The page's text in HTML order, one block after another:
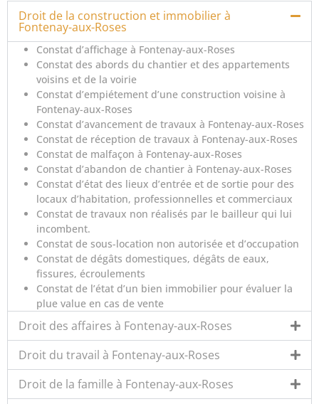
Droit de la construction et immobilier à
Fontenay-aux-Roses
Constat d’affichage à Fontenay-aux-Roses
Constat des abords du chantier et des appartements
voisins et de la voirie
Constat d’empiétement d’une construction voisine à
Fontenay-aux-Roses
Constat d’avancement de travaux à Fontenay-aux-Roses
Constat de réception de travaux à Fontenay-aux-Roses
Constat de malfaçon à Fontenay-aux-Roses
Constat d’abandon de chantier à Fontenay-aux-Roses
Constat d’état des lieux d’entrée et de sortie pour des
locaux d’habitation, professionnelles et commerciaux
Constat de travaux non réalisés par le bailleur qui lui
incombent.
Constat de sous-location non autorisée et d’occupation
Constat de dégâts domestiques, dégâts de eaux,
fissures, écroulements
Constat de l’état d’un bien immobilier pour évaluer la
plue value en cas de vente
Droit des affaires à Fontenay-aux-Roses
Droit du travail à Fontenay-aux-Roses
Droit de la famille à Fontenay-aux-Roses